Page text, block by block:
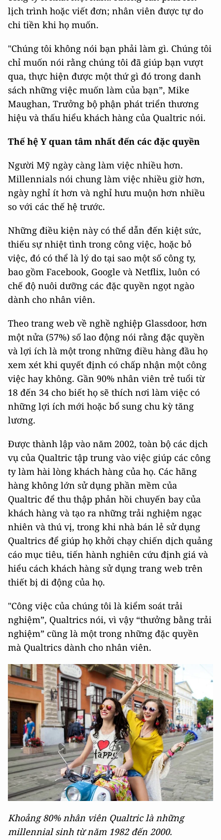
lịch trình hoặc viết đơn; nhân viên được tự do
chi tiền khi họ muốn.
"Chúng tôi không nói bạn phải làm gì. Chúng tôi
chỉ muốn nói rằng chúng tôi đã giúp bạn vượt
qua, thực hiện được một thứ gì đó trong danh
sách những việc muốn làm của bạn”, Mike
Maughan, Trưởng bộ phận phát triển thương
hiệu và thấu hiểu khách hàng của Qualtric nói.
Thế hệ Y quan tâm nhất đến các đặc quyền
Người Mỹ ngày càng làm việc nhiều hơn.
Millennials nói chung làm việc nhiều giờ hơn,
ngày nghỉ ít hơn và nghỉ hưu muộn hơn nhiều
so với các thế hệ trước.
Những điều kiện này có thể dẫn đến kiệt sức,
thiếu sự nhiệt tình trong công việc, hoặc bỏ
việc, đó có thể là lý do tại sao một số công ty,
bao gồm Facebook, Google và Netflix, luôn có
chế độ nuôi dưỡng các đặc quyền ngọt ngào
dành cho nhân viên.
Theo trang web về nghề nghiệp Glassdoor, hơn
một nửa (57%) số lao động nói rằng đặc quyền
và lợi ích là một trong những điều hàng đầu họ
xem xét khi quyết định có chấp nhận một công
việc hay không. Gần 90% nhân viên trẻ tuổi từ
18 đến 34 cho biết họ sẽ thích nơi làm việc có
những lợi ích mới hoặc bổ sung chu kỳ tăng
lương.
Được thành lập vào năm 2002, toàn bộ các dịch
vụ của Qualtric tập trung vào việc giúp các công
ty làm hài lòng khách hàng của họ. Các hãng
hàng không lớn sử dụng phần mềm của
Qualtric để thu thập phản hồi chuyến bay của
khách hàng và tạo ra những trải nghiệm ngạc
nhiên và thú vị, trong khi nhà bán lẻ sử dụng
Qualtrics để giúp họ khởi chạy chiến dịch quảng
cáo mục tiêu, tiến hành nghiên cứu định giá và
hiểu cách khách hàng sử dụng trang web trên
thiết bị di động của họ.
"Công việc của chúng tôi là kiểm soát trải
nghiệm”, Qualtrics nói, vì vậy “thưởng bằng trải
nghiệm” cũng là một trong những đặc quyền
mà Qualtrics dành cho nhân viên.
Khoảng 80% nhân viên Qualtric là những
millennial sinh từ năm 1982 đến 2000.